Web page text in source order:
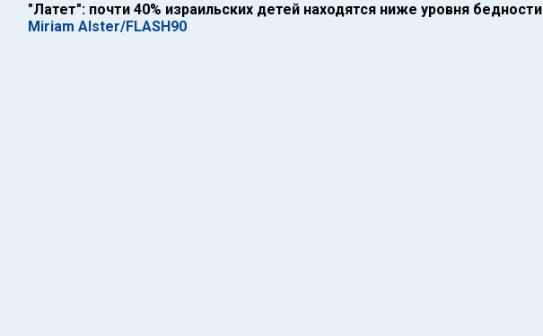
"Латет": почти 40% израильских детей находятся ниже уровня бедности
Miriam Alster/FLASH90